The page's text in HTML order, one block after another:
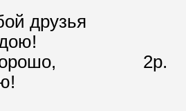
друзья
хорошо, 2р.